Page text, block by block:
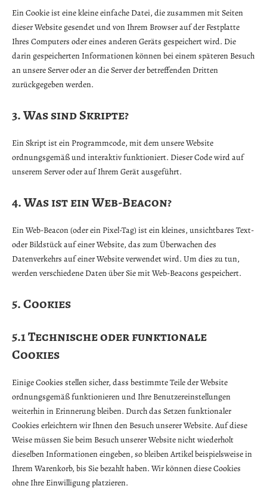
Ein Cookie ist eine kleine einfache Datei, die zusammen mit Seiten
dieser Website gesendet und von Ihrem Browser auf der Festplatte
Ihres Computers oder eines anderen Geräts gespeichert wird. Die
darin gespeicherten Informationen können bei einem späteren Besuch
an unsere Server oder an die Server der betreffenden Dritten
zurückgegeben werden.
3. Was sind Skripte?
Ein Skript ist ein Programmcode, mit dem unsere Website
ordnungsgemäß und interaktiv funktioniert. Dieser Code wird auf
unserem Server oder auf Ihrem Gerät ausgeführt.
4. Was ist ein Web-Beacon?
Ein Web-Beacon (oder ein Pixel-Tag) ist ein kleines, unsichtbares Text-
oder Bildstück auf einer Website, das zum Überwachen des
Datenverkehrs auf einer Website verwendet wird. Um dies zu tun,
werden verschiedene Daten über Sie mit Web-Beacons gespeichert.
5. Cookies
5.1 Technische oder funktionale
Cookies
Einige Cookies stellen sicher, dass bestimmte Teile der Website
ordnungsgemäß funktionieren und Ihre Benutzereinstellungen
weiterhin in Erinnerung bleiben. Durch das Setzen funktionaler
Cookies erleichtern wir Ihnen den Besuch unserer Website. Auf diese
Weise müssen Sie beim Besuch unserer Website nicht wiederholt
dieselben Informationen eingeben, so bleiben Artikel beispielsweise in
Ihrem Warenkorb, bis Sie bezahlt haben. Wir können diese Cookies
ohne Ihre Einwilligung platzieren.